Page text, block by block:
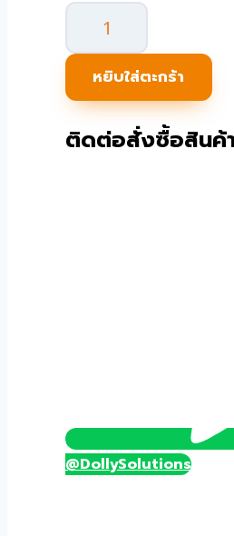
จำนวน
Swing
Gate
One
Movement
TS-
หยิบใส่ตะกร้า
ติดต่อสั่งซื้อสินค้
@DollySolutions